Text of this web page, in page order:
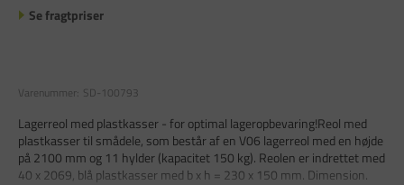
Se fragtpriser
Varenummer: SD-100793
Lagerreol med plastkasser - for optimal lageropbevaring!Reol med
plastkasser til smådele, som består af en V06 lagerreol med en højde
på 2100 mm og 11 hylder (kapacitet 150 kg). Reolen er indrettet med
40 x 2069, blå plastkasser med b x h = 230 x 150 mm. Dimension.